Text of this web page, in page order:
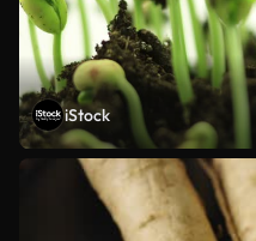
iStock